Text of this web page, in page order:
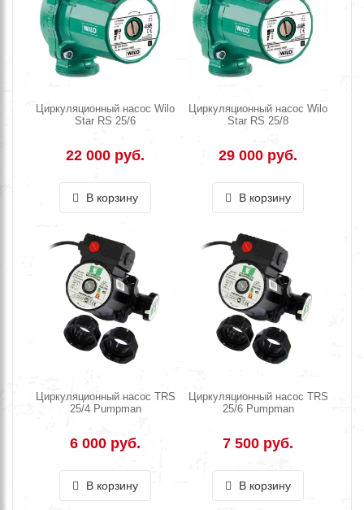
Циркуляционный насос Wilo
Star RS 25/6
22 000 руб.
В корзину
Циркуляционный насос Wilo
Star RS 25/8
29 000 руб.
В корзину
Циркуляционный насос TRS
25/4 Pumpman
6 000 руб.
В корзину
Циркуляционный насос TRS
25/6 Pumpman
7 500 руб.
В корзину